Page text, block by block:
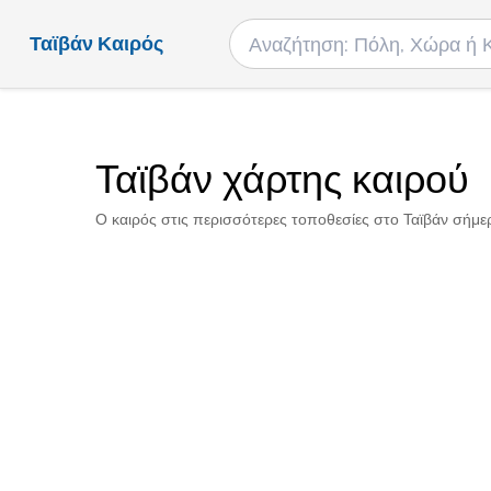
Ταϊβάν Καιρός
Ταϊβάν χάρτης καιρού
Ο καιρός στις περισσότερες τοποθεσίες στο Ταϊβάν